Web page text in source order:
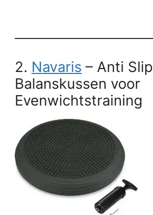
2. Navaris – Anti Slip
Balanskussen voor
Evenwichtstraining